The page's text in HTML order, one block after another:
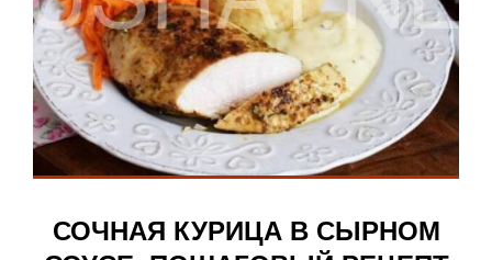
СОЧНАЯ КУРИЦА В СЫРНОМ